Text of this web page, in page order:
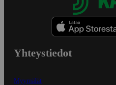
Yhteystiedot
Myymälät